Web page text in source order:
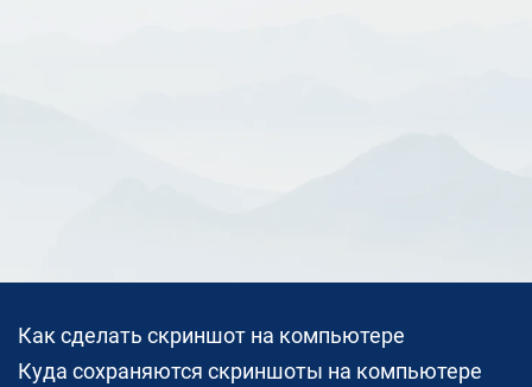
Как сделать скриншот на компьютере
Куда сохраняются скриншоты на компьютере